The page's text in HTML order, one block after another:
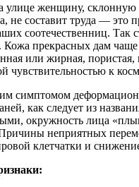
улице женщину, склонную
не составит труда — это
соотечественниц. Так
прекрасных дам чаще
или жирная, пористая,
чувствительностью к
симптомом
как следует из
окружность лица
неприятных
клетчатки и